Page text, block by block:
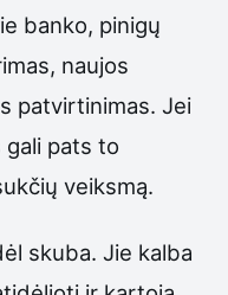
banko, pinigų
naujos
patvirtinimas. Jei
gali pats to
veiksmą.
skuba. Jie kalba